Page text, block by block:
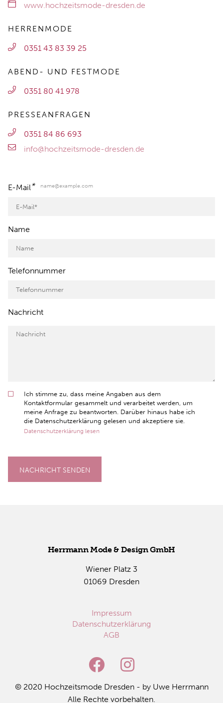
www.hochzeitsmode-dresden.de
HERRENMODE
0351 43 83 39 25
ABEND- UND FESTMODE
0351 80 41 978
PRESSEANFRAGEN
0351 84 86 693
info@hochzeitsmode-dresden.de
E-Mail* name@example.com
Name
Telefonnummer
Nachricht
Ich stimme zu, dass meine Angaben aus dem
Kontaktformular gesammelt und verarbeitet werden, um
meine Anfrage zu beantworten. Darüber hinaus habe ich
die Datenschutzerklärung gelesen und akzeptiere sie.
Datenschutzerklärung lesen
NACHRICHT SENDEN
Herr­mann Mode & De­sign GmbH
Wie­ner Platz 3
01069 Dres­den
Impressum
Datenschutzerklärung
AGB
© 2020 Hoch­zeits­mo­de Dres­den - by Uwe Herr­mann
Alle Rech­te vor­be­hal­ten.